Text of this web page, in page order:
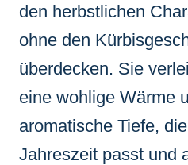
den herbstlichen
ohne den
überdecken. Sie
eine wohlige Wärme
aromatische Tiefe,
Jahreszeit passt und